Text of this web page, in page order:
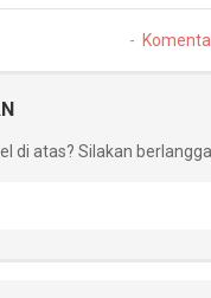
di atas? Silakan